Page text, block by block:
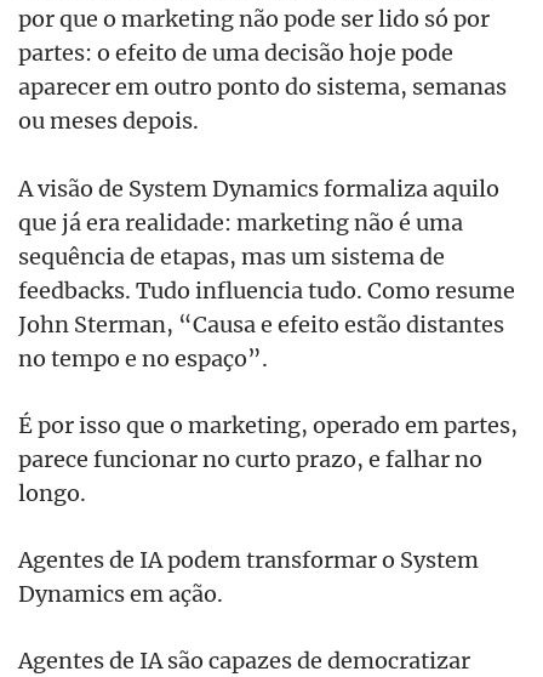
por que o marketing não pode ser lido só por
partes: o efeito de uma decisão hoje pode
aparecer em outro ponto do sistema, semanas
ou meses depois.
A visão de System Dynamics formaliza aquilo
que já era realidade: marketing não é uma
sequência de etapas, mas um sistema de
feedbacks. Tudo influencia tudo. Como resume
John Sterman, “Causa e efeito estão distantes
no tempo e no espaço”.
É por isso que o marketing, operado em partes,
parece funcionar no curto prazo, e falhar no
longo.
Agentes de IA podem transformar o System
Dynamics em ação.
Agentes de IA são capazes de democratizar